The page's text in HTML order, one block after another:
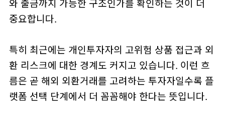
와 출금까지 가능한 구조인가를 확인하는 것이 더
중요합니다.
특히 최근에는 개인투자자의 고위험 상품 접근과 외
환 리스크에 대한 경계도 커지고 있습니다. 이런 흐
름은 곧 해외 외환거래를 고려하는 투자자일수록 플
랫폼 선택 단계에서 더 꼼꼼해야 한다는 뜻입니다.